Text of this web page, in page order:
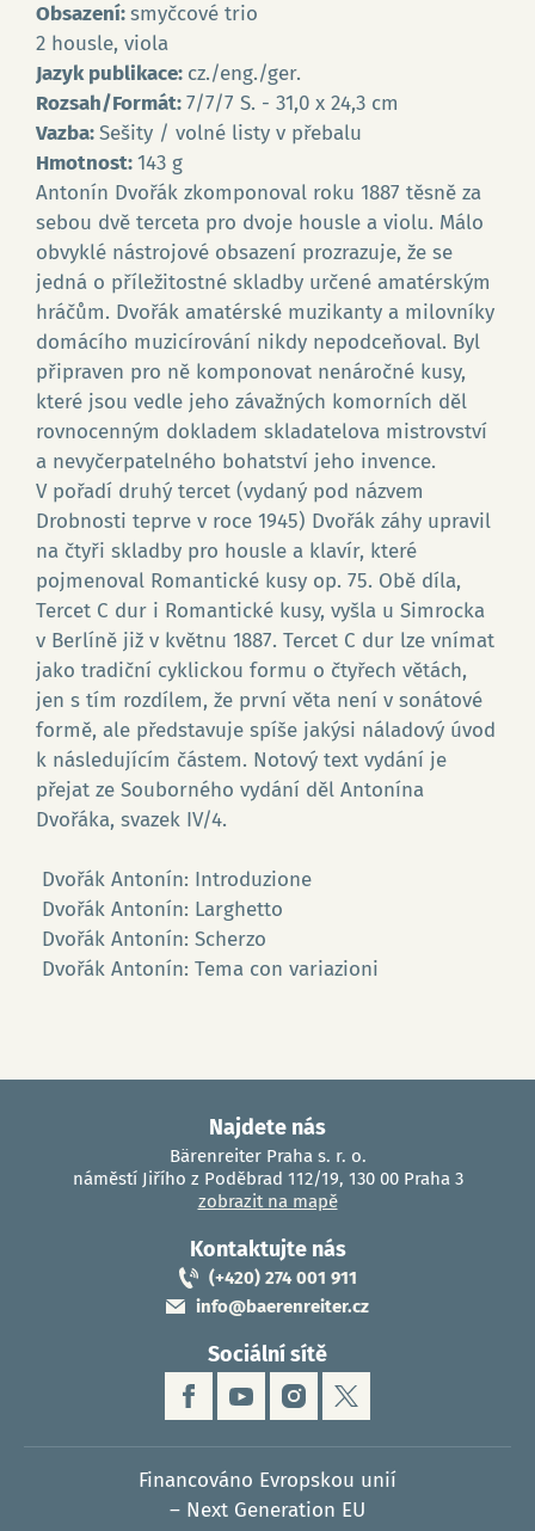
Go
Obsazení:smyčcové trio
2 housle, viola
Jazyk publikace: cz./eng./ger.
Rozsah/Formát:7/7/7 S. - 31,0 x 24,3 cm
Vazba:Sešity / volné listy v přebalu
Hmotnost:143 g
Antonín Dvořák zkomponoval roku 1887 těsně za
sebou dvě terceta pro dvoje housle a violu. Málo
obvyklé nástrojové obsazení prozrazuje, že se
jedná o příležitostné skladby určené amatérským
hráčům. Dvořák amatérské muzikanty a milovníky
domácího muzicírování nikdy nepodceňoval. Byl
připraven pro ně komponovat nenáročné kusy,
které jsou vedle jeho závažných komorních děl
rovnocenným dokladem skladatelova mistrovství
a nevyčerpatelného bohatství jeho invence.
V pořadí druhý tercet (vydaný pod názvem
Drobnosti teprve v roce 1945) Dvořák záhy upravil
na čtyři skladby pro housle a klavír, které
pojmenoval Romantické kusy op. 75. Obě díla,
Tercet C dur i Romantické kusy, vyšla u Simrocka
v Berlíně již v květnu 1887. Tercet C dur lze vnímat
jako tradiční cyklickou formu o čtyřech větách,
jen s tím rozdílem, že první věta není v sonátové
formě, ale představuje spíše jakýsi náladový úvod
k následujícím částem. Notový text vydání je
přejat ze Souborného vydání děl Antonína
Dvořáka, svazek IV/4.
Dvořák Antonín: Introduzione
Dvořák Antonín: Larghetto
Dvořák Antonín: Scherzo
Dvořák Antonín: Tema con variazioni
Najdete nás
Bärenreiter Praha s. r. o.
náměstí Jiřího z Poděbrad 112/19, 130 00 Praha 3
zobrazit na mapě
Kontaktujte nás
(+420) 274 001 911
info@baerenreiter.cz
Sociální sítě
Financováno Evropskou unií
– Next Generation EU